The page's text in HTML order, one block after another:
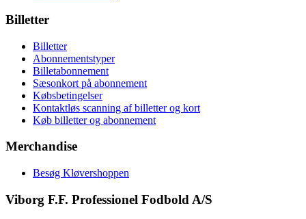
Billetter
Billetter
Abonnementstyper
Billetabonnement
Sæsonkort på abonnement
Købsbetingelser
Kontaktløs scanning af billetter og kort
Køb billetter og abonnement
Merchandise
Besøg Kløvershoppen
Viborg F.F. Professionel Fodbold A/S